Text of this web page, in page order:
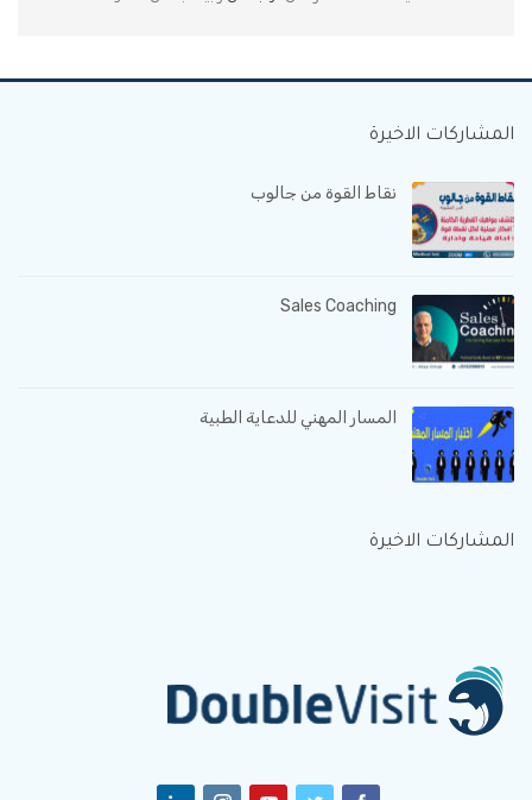
المشاركات الاخيرة
نقاط القوة من جالوب
Sales Coaching
المسار المهني للدعاية الطبية
المشاركات الاخيرة